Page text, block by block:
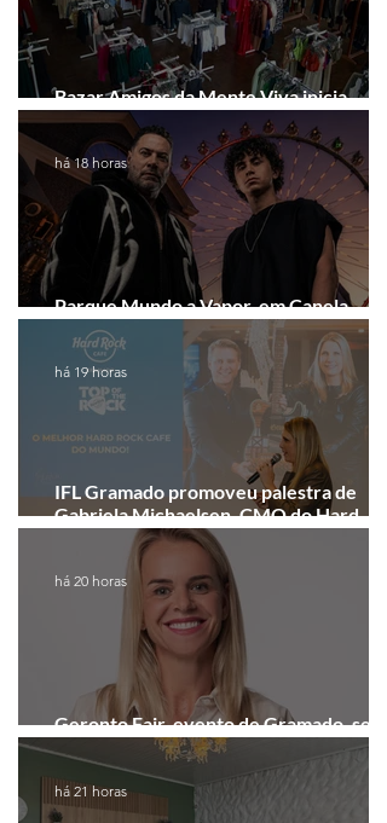
Bazar Amigos da Mente Viva inicia
arrecadação em Gramado e Canela
Parque Mundo a Vapor, em Canela,
recebe festival eletrônico em agosto
há 18 horas
IFL Gramado promoveu palestra de
Gabriela Michaelsen, CMO do Hard
Rock Cafe Gramado
há 19 horas
Geronto Fair, evento de Gramado, será
realizada em formato digital
há 20 horas
há 21 horas